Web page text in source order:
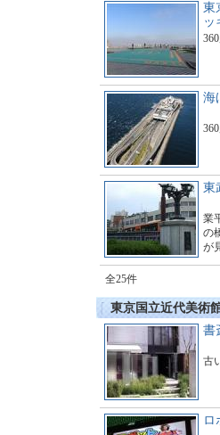
東
ッ
海
東
業
の
が
全25件
東京国立近代美術
書
古
ロ